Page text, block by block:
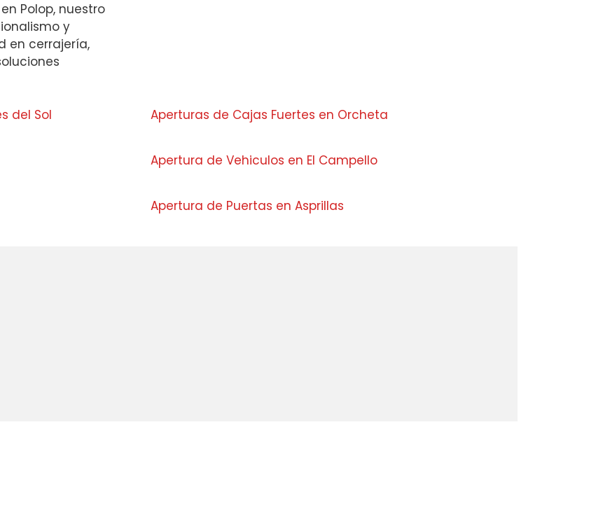
Polop, nuestro
y
en cerrajería,
del Sol Aperturas de Cajas Fuertes en Orcheta
Apertura de Vehiculos en El Campello
Apertura de Puertas en Asprillas